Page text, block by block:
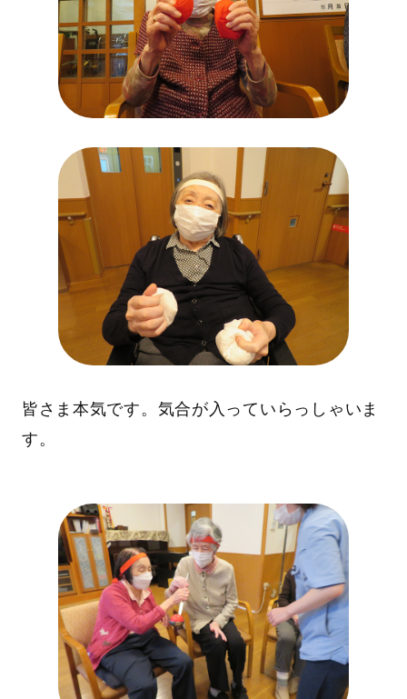
皆さま本気です。気合が入っていらっしゃいま
す。